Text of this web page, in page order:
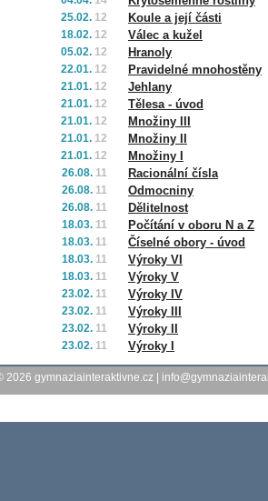
25.02. 12 Koule a její části
18.02. 12 Válec a kužel
05.02. 12 Hranoly
22.01. 12 Pravidelné mnohostěny
21.01. 12 Jehlany
21.01. 12 Tělesa - úvod
21.01. 12 Množiny III
21.01. 12 Množiny II
21.01. 12 Množiny I
26.08. 11 Racionální čísla
26.08. 11 Odmocniny
26.08. 11 Dělitelnost
18.03. 11 Počítání v oboru N a Z
18.03. 11 Číselné obory - úvod
18.03. 11 Výroky VI
18.03. 11 Výroky V
23.02. 11 Výroky IV
23.02. 11 Výroky III
23.02. 11 Výroky II
23.02. 11 Výroky I
2026 gymnaziainteraktivne.cz